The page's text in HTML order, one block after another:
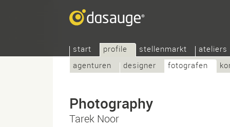
start
profile
agenturen
designer fotografen
stellenmarkt ateliers
Photography
Tarek Noor